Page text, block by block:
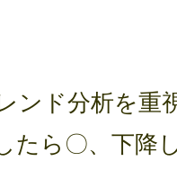
ンド分析を重
たら〇、下降